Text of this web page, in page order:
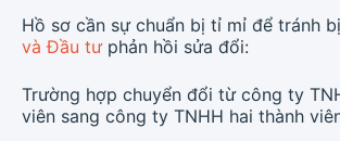
Hồ sơ cần sự chuẩn bị tỉ mỉ để tránh bị
và Đầu tưphản hồi sửa đổi:
Trường hợp chuyển đổi từ công ty
viên sang công ty TNHH hai thành